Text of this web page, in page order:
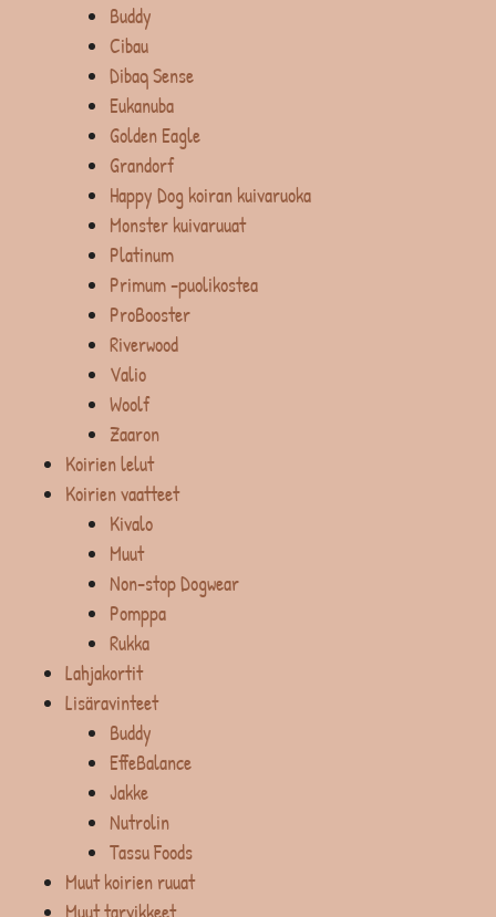
Buddy
Cibau
Dibaq Sense
Eukanuba
Golden Eagle
Grandorf
Happy Dog koiran kuivaruoka
Monster kuivaruuat
Platinum
Primum -puolikostea
ProBooster
Riverwood
Valio
Woolf
Zaaron
Koirien lelut
Koirien vaatteet
Kivalo
Muut
Non-stop Dogwear
Pomppa
Rukka
Lahjakortit
Lisäravinteet
Buddy
EffeBalance
Jakke
Nutrolin
Tassu Foods
Muut koirien ruuat